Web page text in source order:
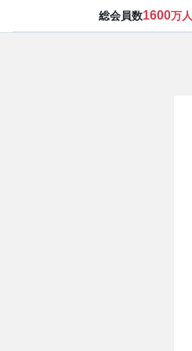
総会員数1600万人